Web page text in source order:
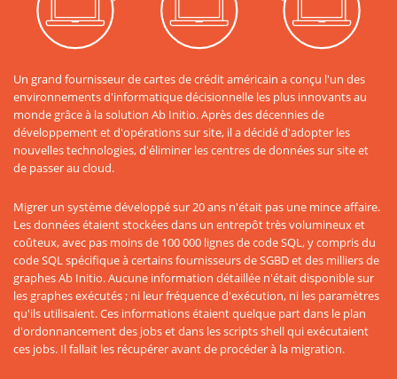
Un grand fournisseur de cartes de crédit américain a conçu l'un des
environnements d'informatique décisionnelle les plus innovants au
monde grâce à la solution Ab Initio. Après des décennies de
développement et d'opérations sur site, il a décidé d'adopter les
nouvelles technologies, d'éliminer les centres de données sur site et
de passer au cloud.
Migrer un système développé sur 20 ans n'était pas une mince affaire.
Les données étaient stockées dans un entrepôt très volumineux et
coûteux, avec pas moins de 100 000 lignes de code SQL, y compris du
code SQL spécifique à certains fournisseurs de SGBD et des milliers de
graphes Ab Initio. Aucune information détaillée n'était disponible sur
les graphes exécutés ; ni leur fréquence d'exécution, ni les paramètres
qu'ils utilisaient. Ces informations étaient quelque part dans le plan
d'ordonnancement des jobs et dans les scripts shell qui exécutaient
ces jobs. Il fallait les récupérer avant de procéder à la migration.